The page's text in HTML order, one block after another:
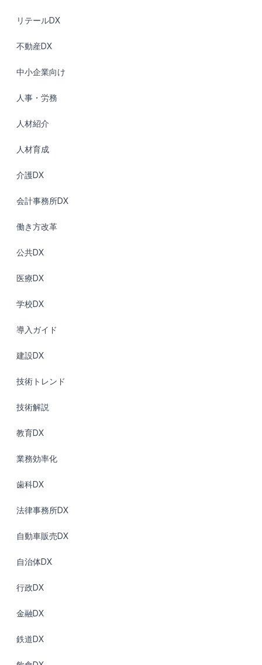
リテールDX
不動産DX
中小企業向け
人事・労務
人材紹介
人材育成
介護DX
会計事務所DX
働き方改革
公共DX
医療DX
学校DX
導入ガイド
建設DX
技術トレンド
技術解説
教育DX
業務効率化
歯科DX
法律事務所DX
自動車販売DX
自治体DX
行政DX
金融DX
鉄道DX